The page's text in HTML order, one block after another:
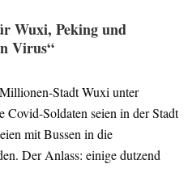
Wuxi, Peking und
Virus“
Stadt Wuxi unter
Covid-Soldaten seien in der Stadt
mit Bussen in die
Der Anlass: einige dutzend